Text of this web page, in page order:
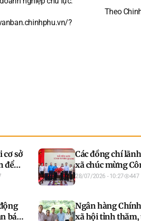
Theo
?
cơ sở
để
lấy
Các đồng chí
xã chúc mừng
đoàn xã nhân kỷ
28/07/2026 - 10:27 447
báo
Ngân hàng
xã hội tỉnh thăm,